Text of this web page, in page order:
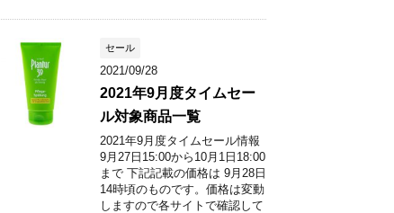
セール
2021/09/28
2021年9月度タイムセー
ル対象商品一覧
2021年9月度タイムセール情報
9月27日15:00から10月1日18:00
まで 下記記載の価格は 9月28日
14時頃のものです。価格は変動
しますので各サイトで確認して